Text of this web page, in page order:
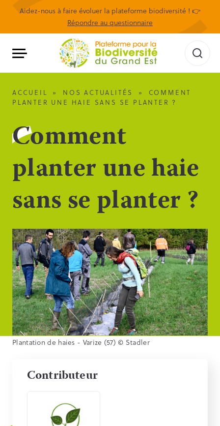
Aidez-nous à faire évoluer la plateforme biodiversité ! 👉
Répondre au questionnaire
ACCUEIL » NOS ACTUALITÉS »
COMMENT
PLANTER UNE HAIE SANS SE PLANTER ?
Comment
planter une haie
sans se planter ?
Plantation de haies - Varize (57) © Stadler
Contributeur